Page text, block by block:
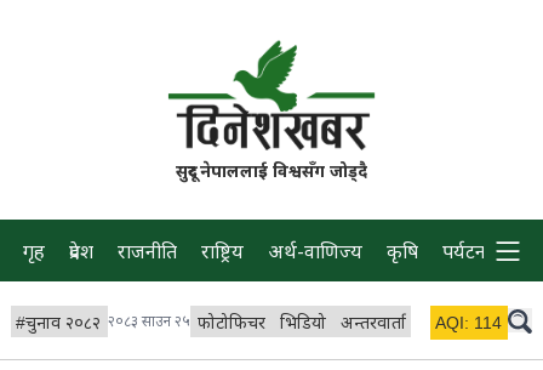
सुदूर नेपाललाई विश्वसँग जोड्दै
गृह प्रदेश राजनीति राष्ट्रिय अर्थ-वाणिज्य कृषि पर्यटन प्रवास
#चुनाव २०८२ २०८३ साउन २५ फोटोफिचर भिडियो अन्तरवार्ता विचार/ब्लग
AQI: 114